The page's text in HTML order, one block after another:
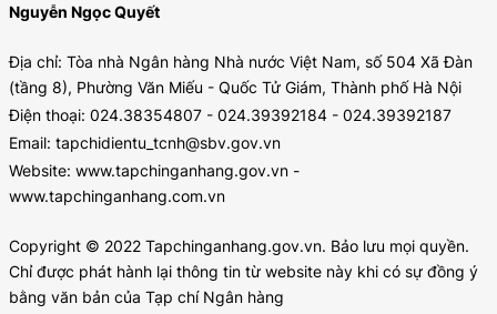
Nguyễn Ngọc Quyết
Địa chỉ: Tòa nhà Ngân hàng Nhà nước Việt Nam, số 504 Xã Đàn
(tầng 8), Phường Văn Miếu - Quốc Tử Giám, Thành phố Hà Nội
Điện thoại: 024.38354807 - 024.39392184 - 024.39392187
Email: tapchidientu_tcnh@sbv.gov.vn
Website: www.tapchinganhang.gov.vn -
www.tapchinganhang.com.vn
Copyright © 2022 Tapchinganhang.gov.vn. Bảo lưu mọi quyền.
Chỉ được phát hành lại thông tin từ website này khi có sự đồng ý
bằng văn bản của Tạp chí Ngân hàng